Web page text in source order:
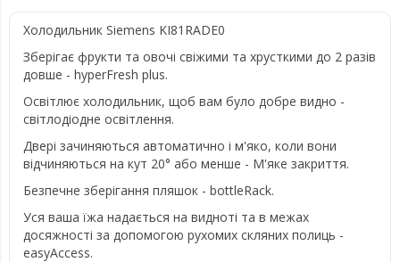
Холодильник Siemens KI81RADE0
Зберігає фрукти та овочі свіжими та хрусткими до 2 разів
довше - hyperFresh plus.
Освітлює холодильник, щоб вам було добре видно -
світлодіодне освітлення.
Двері зачиняються автоматично і м'яко, коли вони
відчиняються на кут 20° або менше - М'яке закриття.
Безпечне зберігання пляшок - bottleRack.
Уся ваша їжа надається на видноті та в межах
досяжності за допомогою рухомих скляних полиць -
easyAccess.